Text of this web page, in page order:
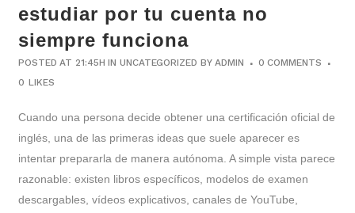
estudiar por tu cuenta no
siempre funciona
POSTED AT 21:45H INUNCATEGORIZED BYADMIN
0 COMMENTS
0 LIKES
Cuando una persona decide obtener una certificación oficial de
inglés, una de las primeras ideas que suele aparecer es
intentar prepararla de manera autónoma. A simple vista parece
razonable: existen libros específicos, modelos de examen
descargables, vídeos explicativos, canales de YouTube,